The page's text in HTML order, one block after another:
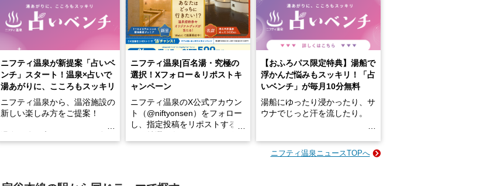
ニフティ温泉が新提案「占いベ
ンチ」スタート！温泉×占いで
湯あがりに、こころもスッキリ
ニフティ温泉から、温浴施設の
新しい楽しみ方をご提案！
ニフティ温泉|百名湯・究極の
選択！Xフォロー＆リポストキ
ャンペーン
ニフティ温泉のX公式アカウン
ト（@niftyonsen）をフォロー
し、指定投稿をリポストする
【おふろパス限定特典】湯船で
浮かんだ悩みもスッキリ！「占
いベンチ」が毎月10分無料
湯船にゆったり浸かったり、サ
ウナでじっと汗を流したり。
そんな「一人でぼんやり過ごす
ニフティ温泉ニュースTOPへ